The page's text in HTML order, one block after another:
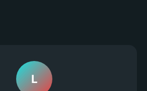
L